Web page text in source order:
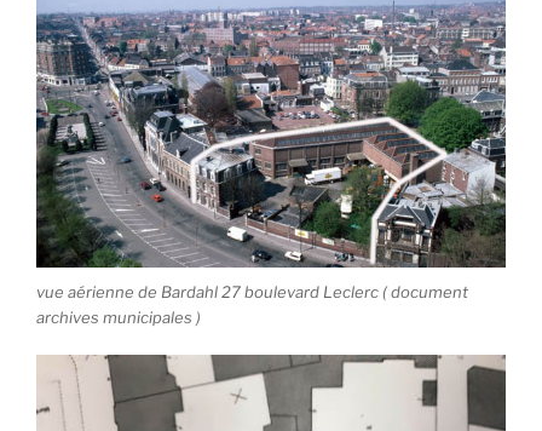
vue aérienne de Bardahl 27 boulevard Leclerc ( document
archives municipales )